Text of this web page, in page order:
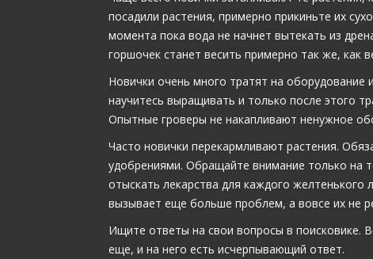
посадили растения, примерно прикиньте их
момента пока вода не начнет вытекать из
горшочек станет весить примерно так же, как
Новички очень много тратят на
научитесь выращивать и только после этого
Опытные гроверы не накапливают ненужное
Часто новички перекармливают растения.
удобрениями. Обращайте внимание только на
отыскать лекарства для каждого желтенького
вызывает еще больше проблем, а вовсе их не
Ищите ответы на свои вопросы в поисковике.
еще, и на него есть исчерпывающий ответ.